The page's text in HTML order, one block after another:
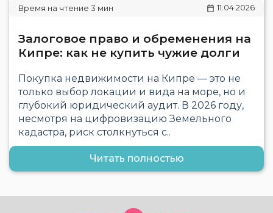
11.04.2026
Залоговое право и обременения на
Кипре: как не купить чужие долги
Покупка недвижимости на Кипре — это не
только выбор локации и вида на море, но и
глубокий юридический аудит. В 2026 году,
несмотря на цифровизацию Земельного
кадастра, риск столкнуться с..
Читать полностью